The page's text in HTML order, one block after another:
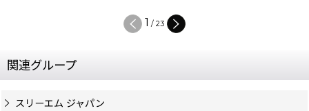
2 /23
関連グループ
スリーエム ジャパン